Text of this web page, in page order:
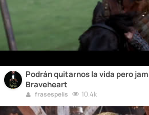
Podrán quitarnos la vida pero
Braveheart
frasespelis 10.4k